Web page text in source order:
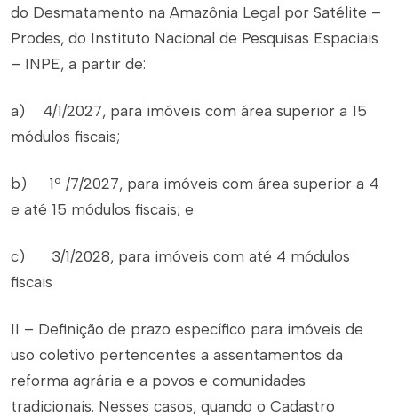
do Desmatamento na Amazônia Legal por Satélite –
Prodes, do Instituto Nacional de Pesquisas Espaciais
– INPE, a partir de:
a) 4/1/2027, para imóveis com área superior a 15
módulos fiscais;
b) 1º /7/2027, para imóveis com área superior a 4
e até 15 módulos fiscais; e
c) 3/1/2028, para imóveis com até 4 módulos
fiscais
II – Definição de prazo específico para imóveis de
uso coletivo pertencentes a assentamentos da
reforma agrária e a povos e comunidades
tradicionais. Nesses casos, quando o Cadastro